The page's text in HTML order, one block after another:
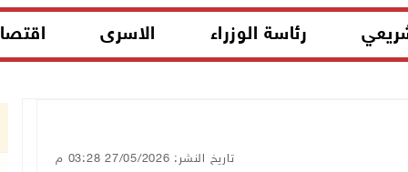
رئاسة الوزراء الاسرى
تاريخ النشر: 27/05/2026 03:28 م